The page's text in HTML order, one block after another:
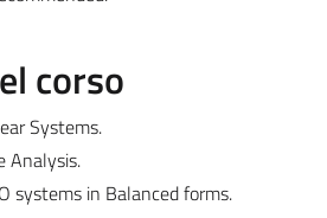
corso
Systems.
Analysis.
systems in Balanced forms.